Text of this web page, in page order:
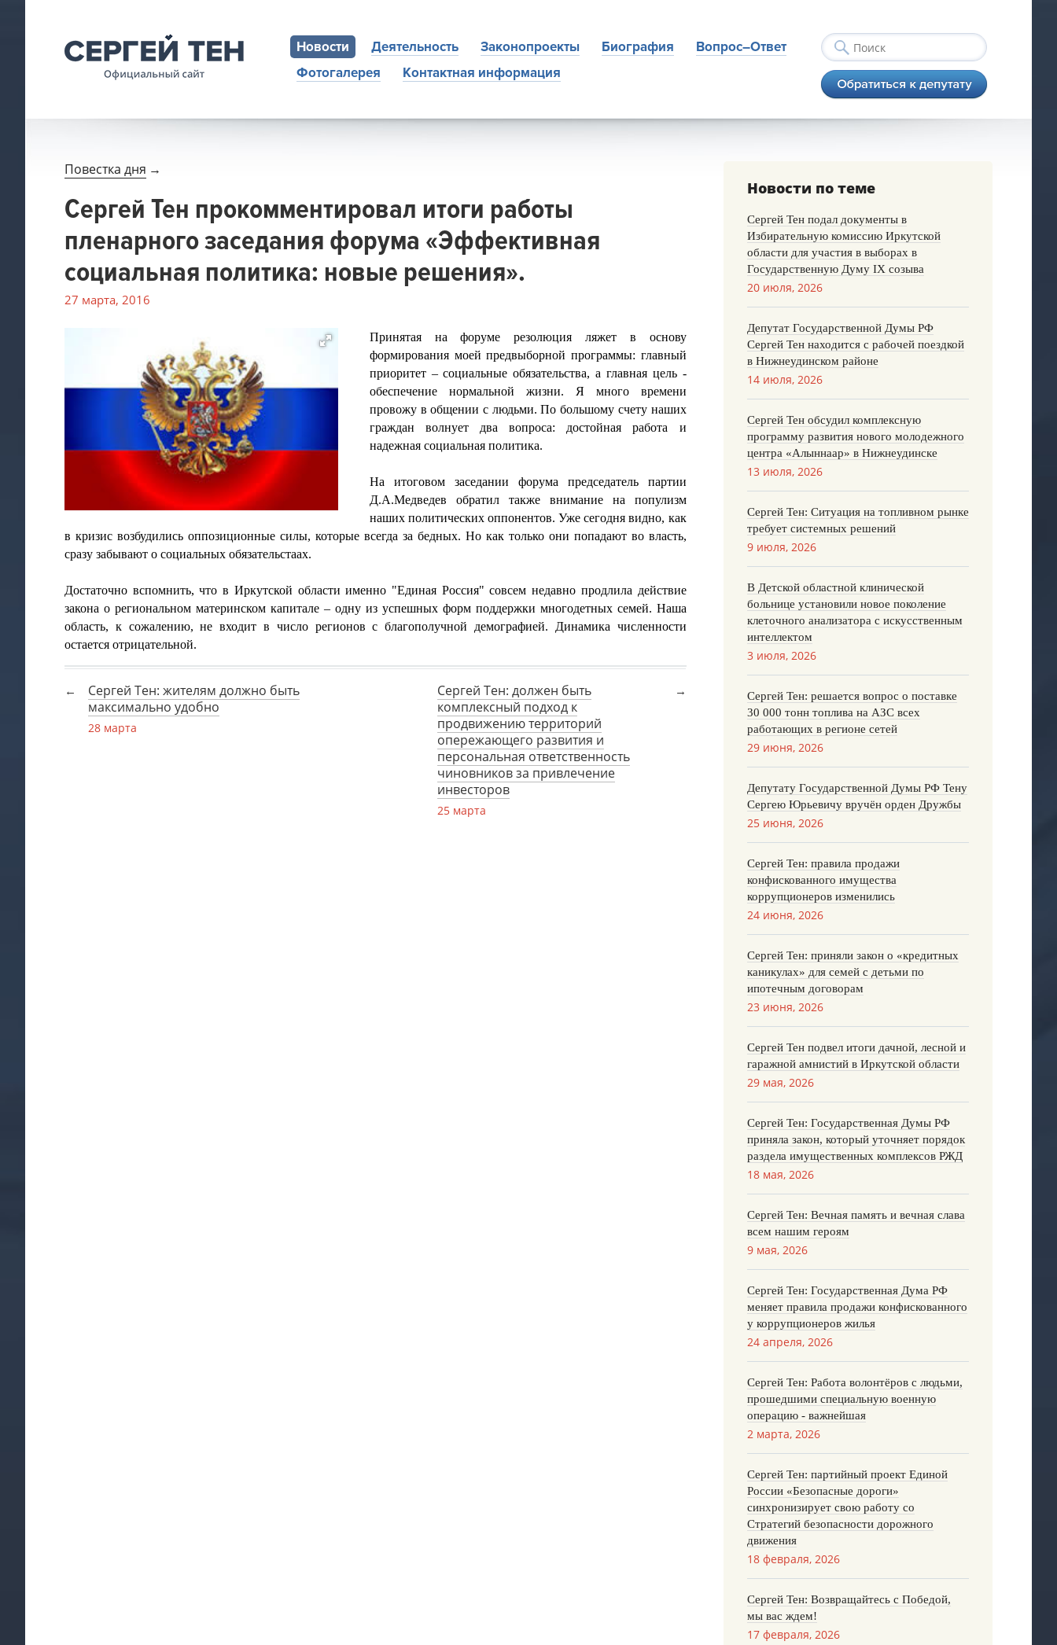
Новости Деятельность Законопроекты Биография
Вопрос–Ответ
Фотогалерея
Контактная информация
Повестка дня →
Сергей Тен прокомментировал итоги работы
пленарного заседания форума «Эффективная
социальная политика: новые решения».
27 марта, 2016
Принятая на форуме резолюция ляжет в основу
формирования моей предвыборной программы: главный
приоритет – социальные обязательства, а главная цель -
обеспечение нормальной жизни. Я много времени
провожу в общении с людьми. По большому счету наших
граждан волнует два вопроса: достойная работа и
надежная социальная политика.
На итоговом заседании форума председатель партии
Д.А.Медведев обратил также внимание на популизм
наших политических оппонентов. Уже сегодня видно, как
в кризис возбудились оппозиционные силы, которые всегда за бедных. Но как только они попадают во власть,
сразу забывают о социальных обязательстаах.
Достаточно вспомнить, что в Иркутской области именно "Единая Россия" совсем недавно продлила действие
закона о региональном материнском капитале – одну из успешных форм поддержки многодетных семей. Наша
область, к сожалению, не входит в число регионов с благополучной демографией. Динамика численности
остается отрицательной.
Сергей Тен: жителям должно быть
максимально удобно
28 марта
Сергей Тен: должен быть
комплексный подход к
продвижению территорий
опережающего развития и
персональная ответственность
чиновников за привлечение
инвесторов
25 марта
Новости по теме
Сергей Тен подал документы в
Избирательную комиссию Иркутской
области для участия в выборах в
Государственную Думу IX созыва
20 июля, 2026
Депутат Государственной Думы РФ
Сергей Тен находится с рабочей поездкой
в Нижнеудинском районе
14 июля, 2026
Сергей Тен обсудил комплексную
программу развития нового молодежного
центра «Алыннаар» в Нижнеудинске
13 июля, 2026
Сергей Тен: Ситуация на топливном рынке
требует системных решений
9 июля, 2026
В Детской областной клинической
больнице установили новое поколение
клеточного анализатора с искусственным
интеллектом
3 июля, 2026
Сергей Тен: решается вопрос о поставке
30 000 тонн топлива на АЗС всех
работающих в регионе сетей
29 июня, 2026
Депутату Государственной Думы РФ Тену
Сергею Юрьевичу вручён орден Дружбы
25 июня, 2026
Сергей Тен: правила продажи
конфискованного имущества
коррупционеров изменились
24 июня, 2026
Сергей Тен: приняли закон о «кредитных
каникулах» для семей с детьми по
ипотечным договорам
23 июня, 2026
Сергей Тен подвел итоги дачной, лесной и
гаражной амнистий в Иркутской области
29 мая, 2026
Сергей Тен: Государственная Думы РФ
приняла закон, который уточняет порядок
раздела имущественных комплексов РЖД
18 мая, 2026
Сергей Тен: Вечная память и вечная слава
всем нашим героям
9 мая, 2026
Сергей Тен: Государственная Дума РФ
меняет правила продажи конфискованного
у коррупционеров жилья
24 апреля, 2026
Сергей Тен: Работа волонтёров с людьми,
прошедшими специальную военную
операцию - важнейшая
2 марта, 2026
Сергей Тен: партийный проект Единой
России «Безопасные дороги»
синхронизирует свою работу со
Стратегий безопасности дорожного
движения
18 февраля, 2026
Сергей Тен: Возвращайтесь с Победой,
мы вас ждем!
17 февраля, 2026